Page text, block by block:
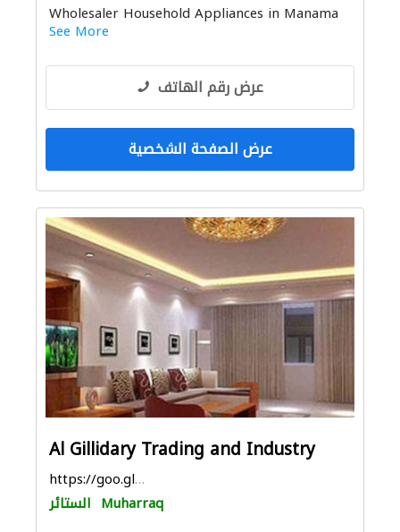
Wholesaler Household Appliances in Manama
See More
عرض رقم الهاتف
عرض الصفحة الشخصية
Al Gillidary Trading and Industry
https://goo.gl/maps/xGpLmiFfpZJCmVke6
الستائر Muharraq